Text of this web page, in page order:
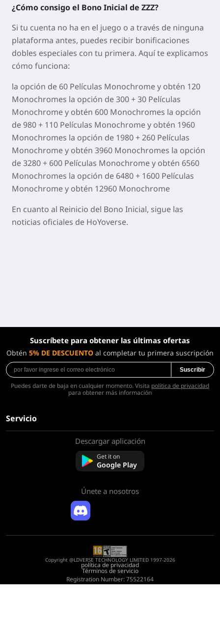
¿Cómo consigo el Bono Inicial de ZZZ?
Si tu cuenta no ha en el juego o a través de ninguna
plataforma antes, puedes recibir bonificaciones
dobles especiales con tu primera. Aquí te explicamos
cómo funciona:
la opción de 60 Películas Monochrome y obtén 120
Monochromes la opción de 300 + 30 Películas
Monochrome y obtén 600 Monochromes la opción
de 980 + 110 Películas Monochrome y obtén 1960
Monochromes la opción de 1980 + 260 Películas
Monochrome y obtén 3960 Monochromes la opción
de 3280 + 600 Películas Monochrome y obtén 6560
Monochromes la opción de 6480 + 1600 Películas
Monochrome y obtén 12960 Monochrome
En cuanto al Reinicio del Bono Inicial, sigue las
noticias oficiales de HoYoverse.
Suscríbete para obtener las últimas ofertas
Obtén 5% DE DESCUENTO al completar tu primera suscripción
Suscribir
Puedes darte de baja en cualquier momento. Visita política de privacidad
para obtener más información
Servicio
Descargar aplicación
Get it on
Google Play
Únete a nosotros
Copyright @LDVERSE TECHNOLOGY LIMITED 1997-2026
política de privacidad
Términos de servicio
Registration Number: 75522164